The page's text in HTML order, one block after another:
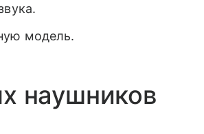
модель.
наушников